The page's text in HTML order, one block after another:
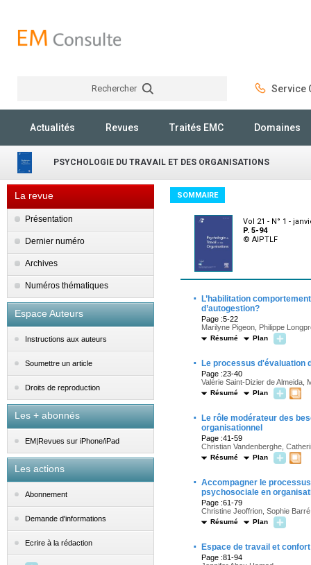
Rechercher Service
Actualités Revues Traités EMC Domaines
PSYCHOLOGIE DU TRAVAIL ET DES ORGANISATIONS
La revue
Présentation
Dernier numéro
Archives
Numéros thématiques
Espace Auteurs
Instructions aux auteurs
Soumettre un article
Droits de reproduction
Les + abonnés
EM|Revues sur iPhone/iPad
Les actions
Abonnement
Demande d'informations
Ecrire à la rédaction
SOMMAIRE
Vol 21 - N° 1 -
P. 5-94
© AIPTLF
·
L’habilitation
d’autogestion?
Page :5-22
Marilyne Pigeon, Philippe
Résumé Plan
· Le processus d'évaluation
Page :23-40
Valérie Saint-Dizier de Almeida,
Résumé Plan
·
Le rôle modérateur des
organisationnel
Page :41-59
Christian Vandenberghe,
Résumé Plan
· Accompagner le
psychosociale en
Page :61-79
Christine Jeoffrion, Sophie Barré
Résumé Plan
· Espace de travail et
Page :81-94